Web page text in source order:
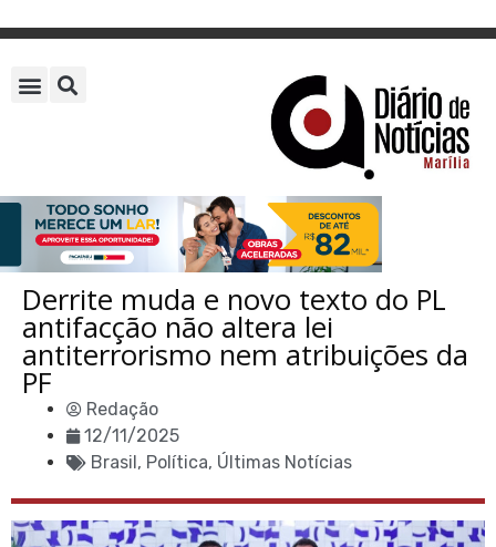
Derrite muda e novo texto do PL
antifacção não altera lei
antiterrorismo nem atribuições da
PF
Redação
12/11/2025
Brasil, Política, Últimas Notícias